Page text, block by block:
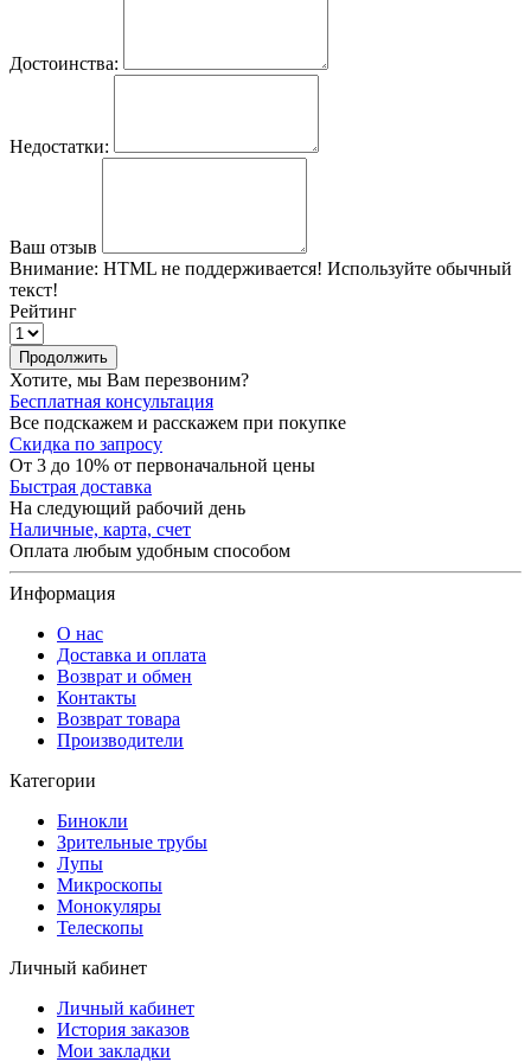
Достоинства:
Недостатки:
Ваш отзыв
Внимание: HTML не поддерживается! Используйте обычный
текст!
Рейтинг
Продолжить
Хотите, мы Вам перезвоним?
Бесплатная консультация
Все подскажем и расскажем при покупке
Скидка по запросу
От 3 до 10% от первоначальной цены
Быстрая доставка
На следующий рабочий день
Наличные, карта, счет
Оплата любым удобным способом
Информация
О нас
Доставка и оплата
Возврат и обмен
Контакты
Возврат товара
Производители
Категории
Бинокли
Зрительные трубы
Лупы
Микроскопы
Монокуляры
Телескопы
Личный кабинет
Личный кабинет
История заказов
Мои закладки